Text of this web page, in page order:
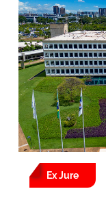
Ex Jure